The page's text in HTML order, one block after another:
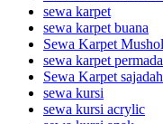
sewa karpet
sewa karpet buana
Sewa Karpet
sewa karpet
Sewa Karpet sajadah
sewa kursi
sewa kursi acrylic